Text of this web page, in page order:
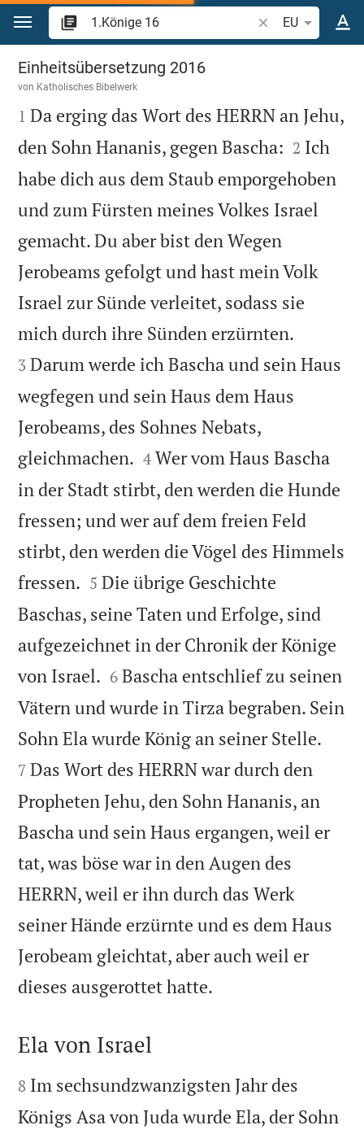
Zum Inhalt springen
Bibelstelle oder
EU
1.Könige 16
Einheitsübersetzung 2016
von Katholisches Bibelwerk

1 Da erging das Wort des HERRN an Jehu,
den Sohn Hananis, gegen Bascha: 

2 Ich
habe dich aus dem Staub emporgehoben
und zum Fürsten meines Volkes Israel
gemacht. Du aber bist den Wegen
Jerobeams gefolgt und hast mein Volk
Israel zur Sünde verleitet, sodass sie
mich durch ihre Sünden erzürnten.
3 Darum werde ich Bascha und sein Haus
wegfegen und sein Haus dem Haus
Jerobeams, des Sohnes Nebats,
gleichmachen. 

4 Wer vom Haus Bascha
in der Stadt stirbt, den werden die Hunde
fressen; und wer auf dem freien Feld
stirbt, den werden die Vögel des Himmels
fressen. 

5 Die übrige Geschichte
Baschas, seine Taten und Erfolge, sind
aufgezeichnet in der Chronik der Könige
von Israel. 

6 Bascha entschlief zu seinen
Vätern und wurde in Tirza begraben. Sein
Sohn Ela wurde König an seiner Stelle.
7 Das Wort des HERRN war durch den
Propheten Jehu, den Sohn Hananis, an
Bascha und sein Haus ergangen, weil er
tat, was böse war in den Augen des
HERRN, weil er ihn durch das Werk
seiner Hände erzürnte und es dem Haus
Jerobeam gleichtat, aber auch weil er
dieses ausgerottet hatte.

Ela von Israel

8 Im sechsundzwanzigsten Jahr des
Königs Asa von Juda wurde Ela, der Sohn